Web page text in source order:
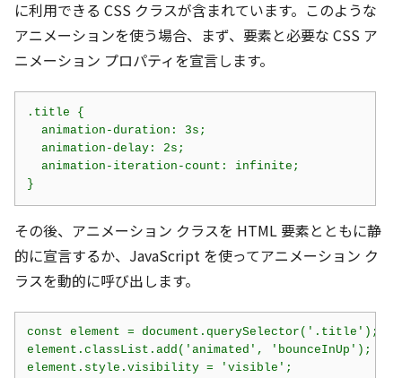
に利用できる CSS クラスが含まれています。このような
アニメーションを使う場合、まず、要素と必要な CSS ア
ニメーション プロパティを宣言します。
.title {
  animation-duration: 3s;
  animation-delay: 2s;
  animation-iteration-count: infinite;
}
その後、アニメーション クラスを HTML 要素とともに静
的に宣言するか、JavaScript を使ってアニメーション ク
ラスを動的に呼び出します。
const element = document.querySelector('.title');
element.classList.add('animated', 'bounceInUp');
element.style.visibility = 'visible';